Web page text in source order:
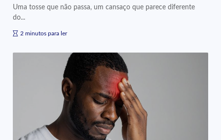
Uma tosse que não passa, um cansaço que parece diferente
do...
2 minutos para ler